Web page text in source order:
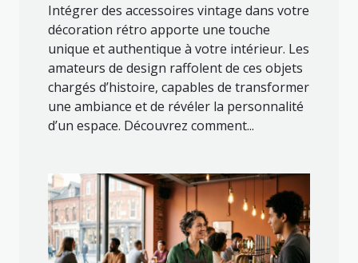
Intégrer des accessoires vintage dans votre
décoration rétro apporte une touche
unique et authentique à votre intérieur. Les
amateurs de design raffolent de ces objets
chargés d’histoire, capables de transformer
une ambiance et de révéler la personnalité
d’un espace. Découvrez comment...